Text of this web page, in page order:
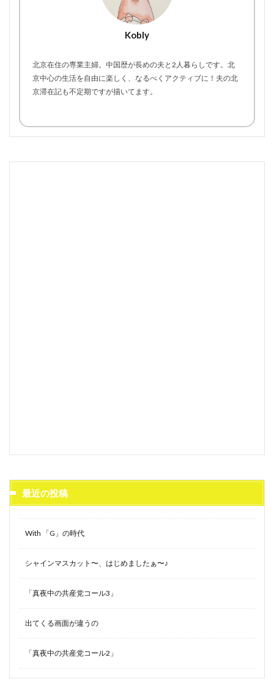
Kobly
北京在住の専業主婦。中国歴が長めの夫と2人暮らしです。北
京中心の生活を自由に楽しく、なるべくアクティブに！夫の北
京滞在記も不定期ですが描いてます。
最近の投稿
With 「G」の時代
シャインマスカット〜、はじめましたぁ〜♪
「真夜中の共産党コール3」
出てくる画面が違うの
「真夜中の共産党コール2」